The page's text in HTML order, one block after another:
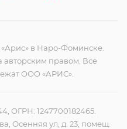
в Наро-Фоминске.
правом. Все
ООО «АРИС».
ОГРН: 1247700182465.
Осенняя ул, д. 23, помещ.